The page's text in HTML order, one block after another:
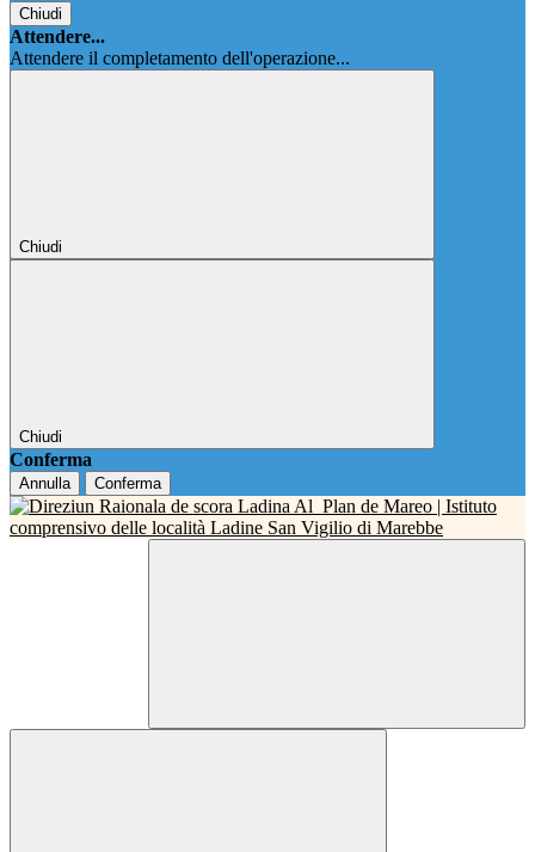
Chiudi
Attendere...
Attendere il completamento dell'operazione...
Chiudi
Chiudi
Conferma
Annulla Conferma